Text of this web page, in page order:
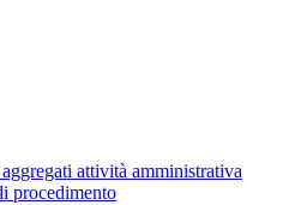
attività amministrativa
procedimento